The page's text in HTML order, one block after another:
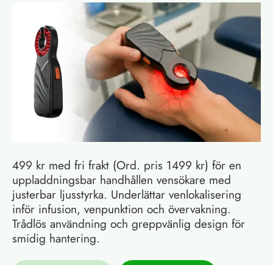
499 kr med fri frakt (Ord. pris 1499 kr) för en
uppladdningsbar handhållen vensökare med
justerbar ljusstyrka. Underlättar venlokalisering
inför infusion, venpunktion och övervakning.
Trådlös användning och greppvänlig design för
smidig hantering.